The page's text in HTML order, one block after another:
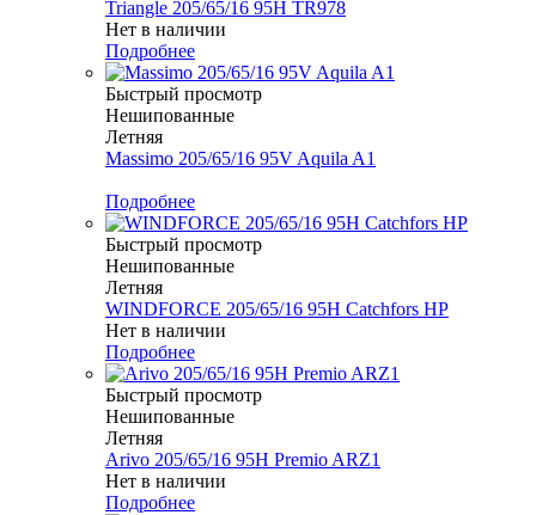
Triangle 205/65/16 95H TR978
Нет в наличии
Подробнее
Быстрый просмотр
Нешипованные
Летняя
Massimo 205/65/16 95V Aquila A1
Подробнее
Быстрый просмотр
Нешипованные
Летняя
WINDFORCE 205/65/16 95H Catchfors HP
Нет в наличии
Подробнее
Быстрый просмотр
Нешипованные
Летняя
Arivo 205/65/16 95H Premio ARZ1
Нет в наличии
Подробнее